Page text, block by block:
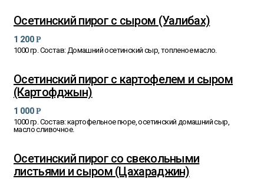
Осетинский пирог с сыром (Уалибах)
1 200 Р
1000 гр. Состав: Домашний осетинский сыр, топленое масло.
Осетинский пирог с картофелем и сыром
(Картофджын)
1 000 Р
1000 гр. Состав: картофельное пюре, осетинский домашний сыр,
масло сливочное.
Осетинский пирог со свекольными
листьями и сыром (Цахараджин)